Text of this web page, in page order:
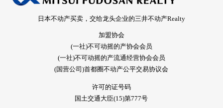
日本不动产买卖，交给龙头企业的三井不动产Realty
加盟协会
(一社)不可动摇的产协会会员
(一社)不可动摇的产流通经营协会会员
(国营公司)首都圈不动产公平交易协议会
许可的证号码
国土交通大臣(15)第777号